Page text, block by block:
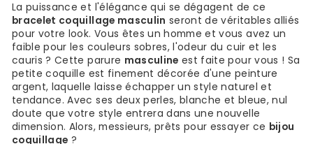
La puissance et l'élégance qui se dégagent de ce
bracelet coquillage masculin seront de véritables alliés
pour votre look. Vous êtes un homme et vous avez un
faible pour les couleurs sobres, l'odeur du cuir et les
cauris ? Cette parure masculine est faite pour vous ! Sa
petite coquille est finement décorée d'une peinture
argent, laquelle laisse échapper un style naturel et
tendance. Avec ses deux perles, blanche et bleue, nul
doute que votre style entrera dans une nouvelle
dimension. Alors, messieurs, prêts pour essayer ce bijou
coquillage ?